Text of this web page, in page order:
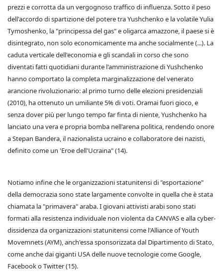
prezzi e corrotta da un vergognoso traffico di influenza. Sotto il peso
dell'accordo di spartizione del potere tra Yushchenko e la volatile Yulia
Tymoshenko, la "principessa del gas" e oligarca amazzone, il paese si è
disintegrato, non solo economicamente ma anche socialmente (...). La
caduta verticale dell'economia e gli scandali in corso che sono
diventati fatti quotidiani durante l'amministrazione di Yushchenko
hanno comportato la completa marginalizzazione del venerato
arancione rivoluzionario: al primo turno delle elezioni presidenziali
(2010), ha ottenuto un umiliante 5% di voti. Oramai fuori gioco, e
senza dover più per lungo tempo far finta di niente, Yushchenko ha
lanciato una vera e propria bomba nell'arena politica, rendendo onore
a Stepan Bandera, il nazionalista ucraino e collaboratore dei nazisti,
definito come un 'Eroe dell'Ucraina" (14).
Notiamo infine che le organizzazioni statunitensi di "esportazione"
della democrazia sono state largamente convolte in quella che è stata
chiamata la "primavera" araba. I giovani attivisti arabi sono stati
formati alla resistenza individuale non violenta da CANVAS e alla cyber-
dissidenza da organizzazioni statunitensi come l'Alliance of Youth
Movemnets (AYM), anch'essa sponsorizzata dal Dipartimento di Stato,
come anche dai giganti USA delle nuove tecnologie come Google,
Facebook o Twitter (15).